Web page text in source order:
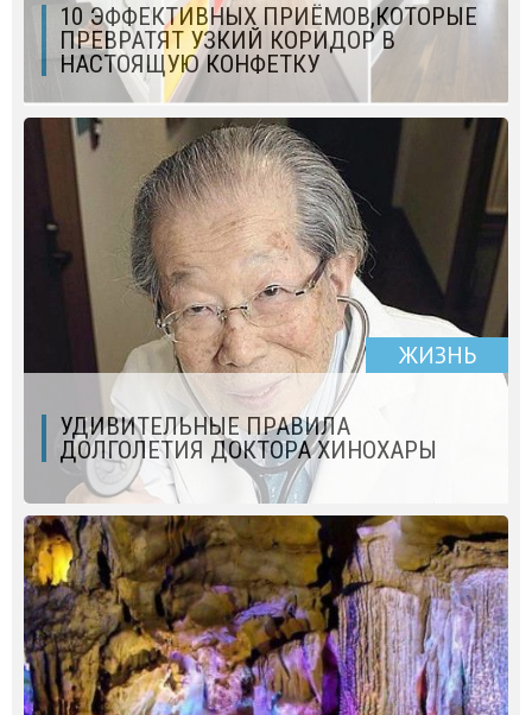
10 ЭФФЕКТИВНЫХ ПРИЁМОВ,КОТОРЫЕ
ПРЕВРАТЯТ УЗКИЙ КОРИДОР В
НАСТОЯЩУЮ КОНФЕТКУ
ЖИЗНЬ
УДИВИТЕЛЬНЫЕ ПРАВИЛА
ДОЛГОЛЕТИЯ ДОКТОРА ХИНОХАРЫ